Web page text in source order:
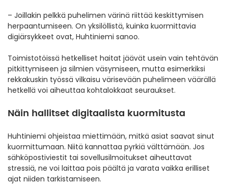
– Joillakin pelkkä puhelimen värinä riittää keskittymisen
herpaantumiseen. On yksilöllistä, kuinka kuormittavia
digiärsykkeet ovat, Huhtiniemi sanoo.
Toimistotöissä hetkelliset haitat jäävät usein vain tehtävän
pitkittymiseen ja silmien väsymiseen, mutta esimerkiksi
rekkakuskin työssä vilkaisu värisevään puhelimeen väärällä
hetkellä voi aiheuttaa kohtalokkaat seuraukset.
Näin hallitset digitaalista kuormitusta
Huhtiniemi ohjeistaa miettimään, mitkä asiat saavat sinut
kuormittumaan. Niitä kannattaa pyrkiä välttämään. Jos
sähköpostiviestit tai sovellusilmoitukset aiheuttavat
stressiä, ne voi laittaa pois päältä ja varata vaikka erilliset
ajat niiden tarkistamiseen.